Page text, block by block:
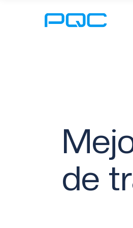
de